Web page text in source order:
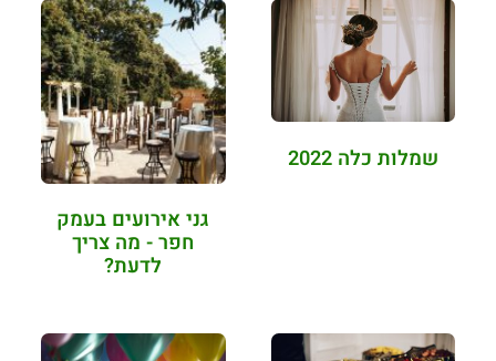
שמלות כלה 2022
גני אירועים בעמק
חפר - מה צריך
לדעת?